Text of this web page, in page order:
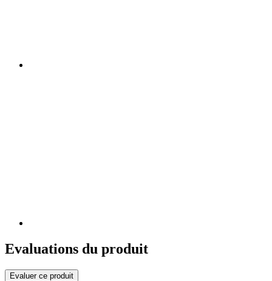
Evaluations du produit
Evaluer ce produit